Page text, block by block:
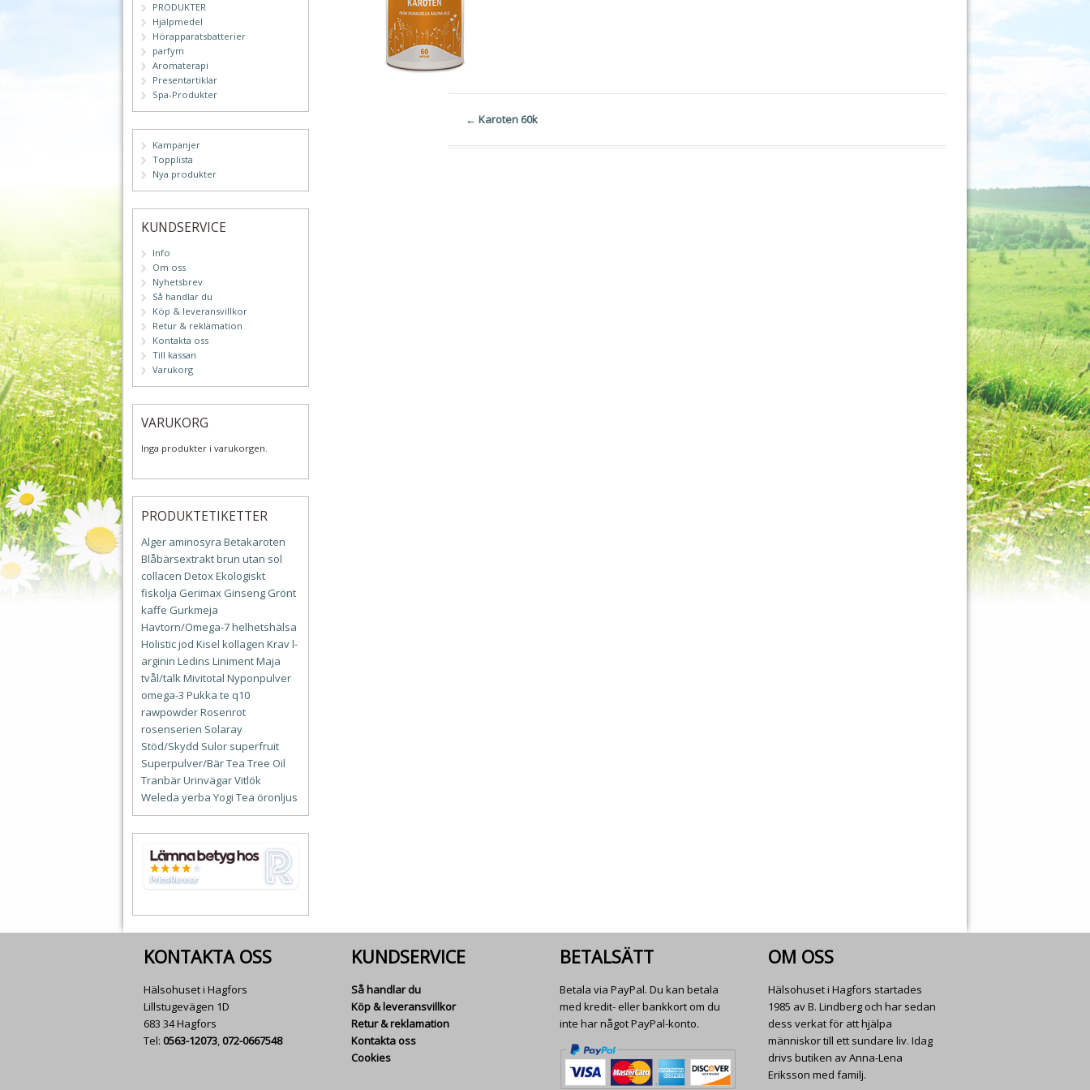
← Karoten 60k
PRODUKTER
Hjälpmedel
Hörapparatsbatterier
parfym
Aromaterapi
Presentartiklar
Spa-Produkter
Kampanjer
Topplista
Nya produkter
KUNDSERVICE
Info
Om oss
Nyhetsbrev
Så handlar du
Köp & leveransvillkor
Retur & reklamation
Kontakta oss
Till kassan
Varukorg
VARUKORG
Inga produkter i varukorgen.
PRODUKTETIKETTER
Alger aminosyra Betakaroten
Blåbärsextraktbrun utan sol
collacen DetoxEkologiskt
fiskolja Gerimax Ginseng Grönt
kaffe Gurkmeja
Havtorn/Omega-7helhetshälsa
Holisticjod Kisel kollagen Kravl-
arginin Ledins LinimentMaja
tvål/talkMivitotal Nyponpulver
omega-3 Pukka te q10
rawpowderRosenrot
rosenserien Solaray
Stöd/Skydd Sulor superfruit
Superpulver/BärTea Tree Oil
TranbärUrinvägarVitlök
Weleda yerba Yogi Tea öronljus
KONTAKTA OSS
Hälsohuset i Hagfors
Lillstugevägen 1D
683 34 Hagfors
Tel: 0563-12073,072-0667548
KUNDSERVICE
Så handlar du
Köp & leveransvillkor
Retur & reklamation
Kontakta oss
Cookies
BETALSÄTT
Betala via PayPal. Du kan betala
med kredit- eller bankkort om du
inte har något PayPal-konto.
OM OSS
Hälsohuset i Hagfors startades
1985 av B. Lindberg och har sedan
dess verkat för att hjälpa
människor till ett sundare liv. Idag
drivs butiken av Anna-Lena
Eriksson med familj.